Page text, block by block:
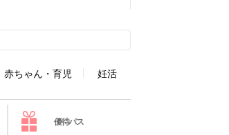
赤ちゃん・育児 妊活
優待パス